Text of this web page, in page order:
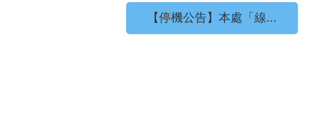
【停機公告】本處「線...